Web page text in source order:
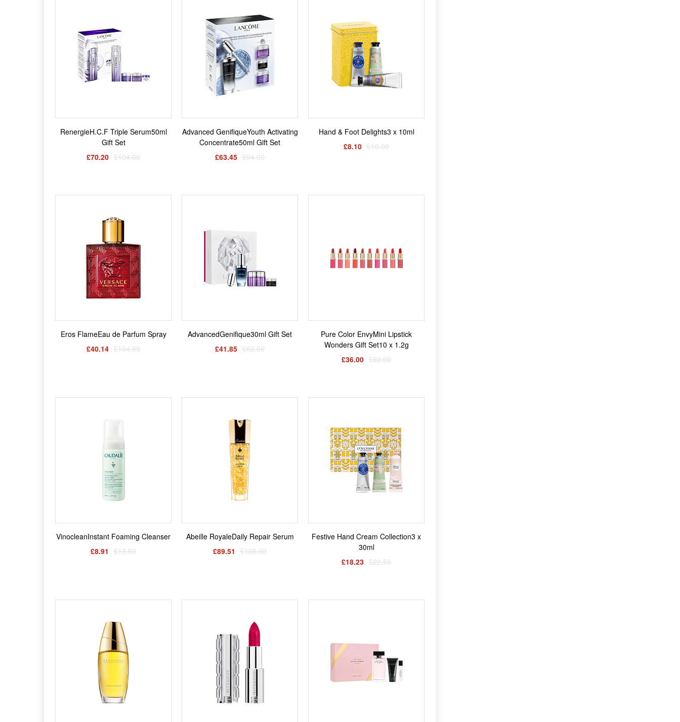
RenergieH.C.F Triple Serum50ml
Gift Set
£70.20 £104.00
Advanced GenifiqueYouth Activating
Concentrate50ml Gift Set
£63.45 £94.00
Hand & Foot Delights3 x 10ml
£8.10 £10.00
Eros FlameEau de Parfum Spray
£40.14 £104.55
AdvancedGenifique30ml Gift Set
£41.85 £62.00
Pure Color EnvyMini Lipstick
Wonders Gift Set10 x 1.2g
£36.00 £60.00
VinocleanInstant Foaming Cleanser
£8.91
£13.50
Abeille RoyaleDaily Repair Serum
£89.51
£105.00
Festive Hand Cream Collection3 x
30ml
£18.23 £22.50